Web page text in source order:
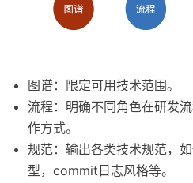
图谱：限定可用技术范围。
流程：明确不同角色在研发
作方式。
规范：输出各类技术规范，
型，commit日志风格等。